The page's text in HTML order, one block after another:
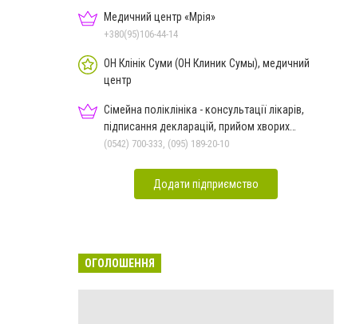
Медичний центр «Мрія»
+380(95)106-44-14
ОН Клінік Суми (ОН Клиник Сумы), медичний
центр
Сімейна поліклініка - консультації лікарів,
підписання декларацій, прийом хворих
дорослих та дітей
(0542) 700-333, (095) 189-20-10
Додати підприємство
ОГОЛОШЕННЯ